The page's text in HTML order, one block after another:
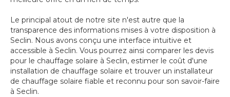
Le principal atout de notre site n'est autre que la
transparence des informations mises à votre disposition à
Seclin. Nous avons conçu une interface intuitive et
accessible à Seclin. Vous pourrez ainsi comparer les devis
pour le chauffage solaire à Seclin, estimer le coût d'une
installation de chauffage solaire et trouver un installateur
de chauffage solaire fiable et reconnu pour son savoir-faire
à Seclin.